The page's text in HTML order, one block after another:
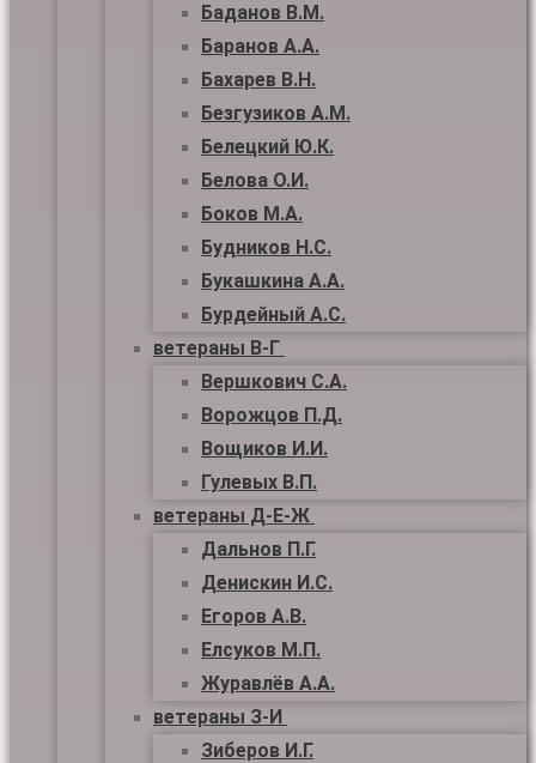
Баданов В.М.
Баранов А.А.
Бахарев В.Н.
Безгузиков А.М.
Белецкий Ю.К.
Белова О.И.
Боков М.А.
Будников Н.С.
Букашкина А.А.
Бурдейный А.С.
ветераны В-Г
Вершкович С.А.
Ворожцов П.Д.
Вощиков И.И.
Гулевых В.П.
ветераны Д-Е-Ж
Дальнов П.Г.
Денискин И.С.
Егоров А.В.
Елсуков М.П.
Журавлёв А.А.
ветераны З-И
Зиберов И.Г.